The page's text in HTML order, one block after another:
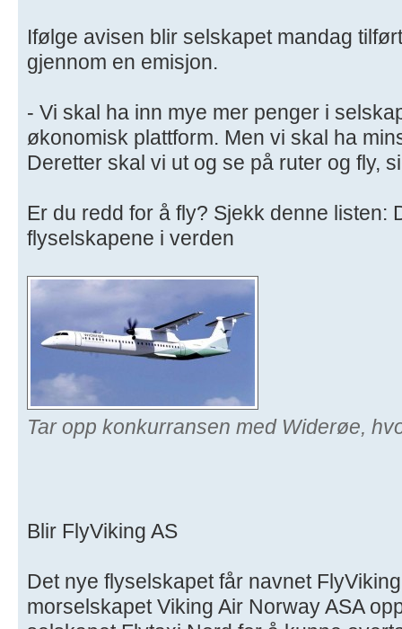
Ifølge avisen blir selskapet mandag
gjennom en emisjon.
- Vi skal ha inn mye mer penger i
økonomisk plattform. Men vi skal ha
Deretter skal vi ut og se på ruter og fly,
Er du redd for å fly? Sjekk denne listen:
flyselskapene i verden
Tar opp konkurransen med Widerøe,
Blir FlyViking AS
Det nye flyselskapet får navnet
morselskapet Viking Air Norway ASA